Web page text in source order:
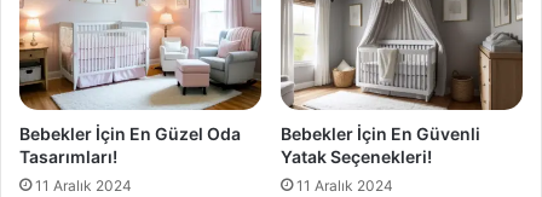
Bebekler İçin En Güzel Oda
Tasarımları!
11 Aralık 2024
Bebekler İçin En Güvenli
Yatak Seçenekleri!
11 Aralık 2024